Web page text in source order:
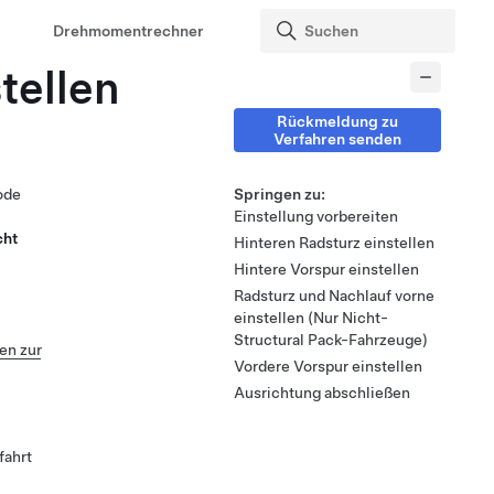
Drehmomentrechner
zur
Rückmeldung zu
Verfahren senden
Springen zu:
Einstellung vorbereiten
Hinteren Radsturz einstellen
Hintere Vorspur einstellen
Radsturz und Nachlauf vorne
einstellen (Nur Nicht-
Structural Pack-Fahrzeuge)
Vordere Vorspur einstellen
Ausrichtung abschließen